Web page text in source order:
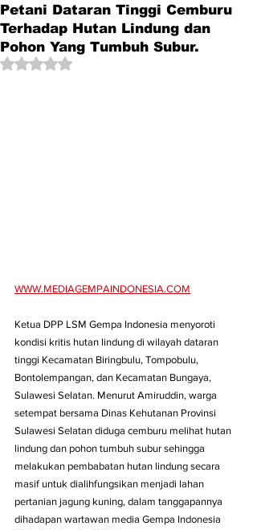
Petani Dataran Tinggi Cemburu
Terhadap Hutan Lindung dan
Pohon Yang Tumbuh Subur.
Dinilai NaN dari 5 bintang.
WWW.MEDIAGEMPAINDONESIA.COM
Ketua DPP LSM Gempa Indonesia menyoroti
kondisi kritis hutan lindung di wilayah dataran
tinggi Kecamatan Biringbulu, Tompobulu,
Bontolempangan, dan Kecamatan Bungaya,
Sulawesi Selatan. Menurut Amiruddin, warga
setempat bersama Dinas Kehutanan Provinsi
Sulawesi Selatan diduga cemburu melihat hutan
lindung dan pohon tumbuh subur sehingga
melakukan pembabatan hutan lindung secara
masif untuk dialihfungsikan menjadi lahan
pertanian jagung kuning, dalam tanggapannya
dihadapan wartawan media Gempa Indonesia